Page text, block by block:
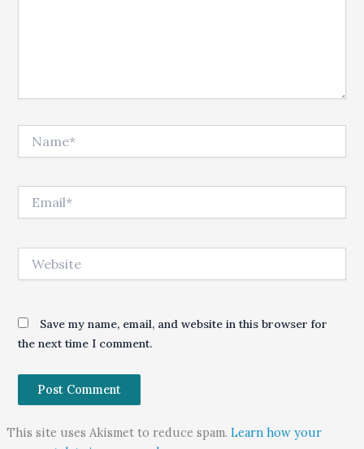
Save my name, email, and website in this browser for
the next time I comment.
This site uses Akismet to reduce spam. Learn how your